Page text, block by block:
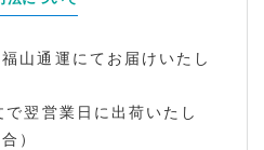
山通運にてお届けいたし
翌営業日に出荷いたし
）